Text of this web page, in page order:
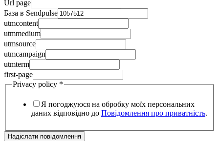
Url page
База в Sendpulse
utmcontent
utmmedium
utmsource
utmcampaign
utmterm
first-page
Privacy policy *
Я погоджуюся на обробку моїх персональних
даних відповідно до Повідомлення про приватність.
Надіслати повідомлення